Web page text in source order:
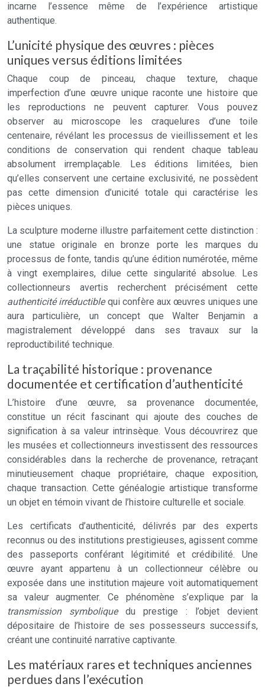
incarne l’essence même de l’expérience artistique
authentique.
L’unicité physique des œuvres : pièces
uniques versus éditions limitées
Chaque coup de pinceau, chaque texture, chaque
imperfection d’une œuvre unique raconte une histoire que
les reproductions ne peuvent capturer. Vous pouvez
observer au microscope les craquelures d’une toile
centenaire, révélant les processus de vieillissement et les
conditions de conservation qui rendent chaque tableau
absolument irremplaçable. Les éditions limitées, bien
qu’elles conservent une certaine exclusivité, ne possèdent
pas cette dimension d’unicité totale qui caractérise les
pièces uniques.
La sculpture moderne illustre parfaitement cette distinction :
une statue originale en bronze porte les marques du
processus de fonte, tandis qu’une édition numérotée, même
à vingt exemplaires, dilue cette singularité absolue. Les
collectionneurs avertis recherchent précisément cette
authenticité irréductiblequi confère aux œuvres uniques une
aura particulière, un concept que Walter Benjamin a
magistralement développé dans ses travaux sur la
reproductibilité technique.
La traçabilité historique : provenance
documentée et certification d’authenticité
L’histoire d’une œuvre, sa provenance documentée,
constitue un récit fascinant qui ajoute des couches de
signification à sa valeur intrinsèque. Vous découvrirez que
les musées et collectionneurs investissent des ressources
considérables dans la recherche de provenance, retraçant
minutieusement chaque propriétaire, chaque exposition,
chaque transaction. Cette généalogie artistique transforme
un objet en témoin vivant de l’histoire culturelle et sociale.
Les certificats d’authenticité, délivrés par des experts
reconnus ou des institutions prestigieuses, agissent comme
des passeports conférant légitimité et crédibilité. Une
œuvre ayant appartenu à un collectionneur célèbre ou
exposée dans une institution majeure voit automatiquement
sa valeur augmenter. Ce phénomène s’explique par la
transmission symboliquedu prestige : l’objet devient
dépositaire de l’histoire de ses possesseurs successifs,
créant une continuité narrative captivante.
Les matériaux rares et techniques anciennes
perdues dans l’exécution